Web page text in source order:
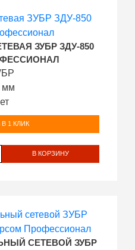
ЗУБР ЗДУ-850
мм
1 КЛИК
В КОРЗИНУ
СЕТЕВОЙ ЗУБР